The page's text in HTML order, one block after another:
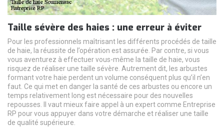
Taille sévère des haies : une erreur à éviter
Pour les professionnels maîtrisant les différents procédés de taille
de haie, la réussite de l’opération est assurée. Par contre, si vous
vous aventurez à effectuer vous-même la taille de haie, vous
risquez de réaliser une taille sévère. Autrement dit, les arbustes
formant votre haie perdent un volume conséquent plus qu’il n’en
faut. Ce qui met en danger la santé de ces arbustes ou encore un
temps relativement long est nécessaire pour des nouvelles
repousses. Il vaut mieux faire appel à un expert comme Entreprise
RP pour vous appuyer dans votre démarche et réaliser une taille
de qualité supérieure.